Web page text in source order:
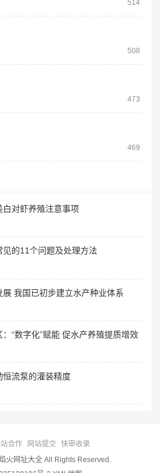
514
508
473
469
白对虾养殖注意事项
见的11个问题及处理方法
展 我国已初步建立水产种业体系
“数字化”赋能 促水产养殖提质增效
恒流泵的灌装精度
站合作 网站提交
快审收录
火网址大全 All Rights Reserved.